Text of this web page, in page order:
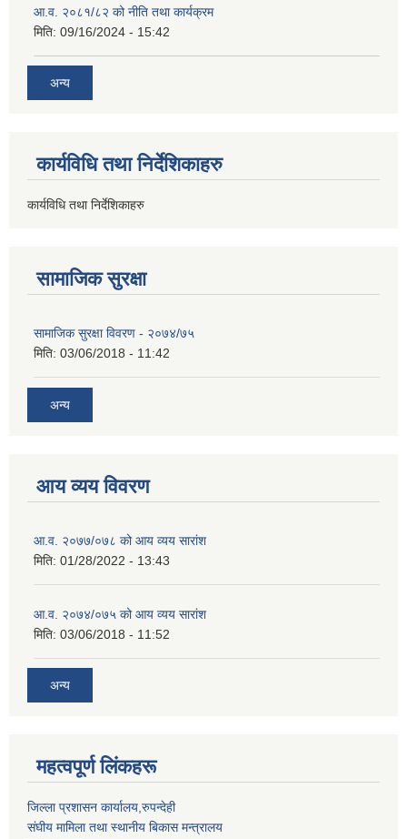
आ.व. २०८१/८२ को नीति तथा कार्यक्रम
मिति: 09/16/2024 - 15:42
अन्य
कार्यविधि तथा निर्देशिकाहरु
कार्यविधि तथा निर्देशिकाहरु
सामाजिक सुरक्षा
सामाजिक सुरक्षा विवरण - २०७४/७५
मिति: 03/06/2018 - 11:42
अन्य
आय व्यय विवरण
आ.व. २०७७/०७८ को आय व्यय सारांश
मिति: 01/28/2022 - 13:43
आ.व. २०७४/०७५ को आय व्यय सारांश
मिति: 03/06/2018 - 11:52
अन्य
महत्वपूर्ण लिंकहरू
जिल्ला प्रशासन कार्यालय,रुपन्देही
संघीय मामिला तथा स्थानीय बिकास मन्त्रालय